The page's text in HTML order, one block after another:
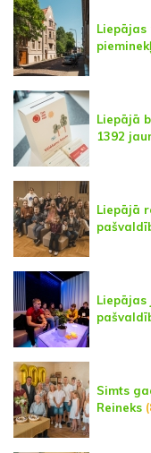
Liepājā
1392
Liepājā
Liepājas
Simts
Reineks